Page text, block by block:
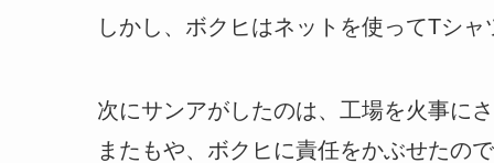
しかし、ボクヒはネットを使ってTシ
次にサンアがしたのは、工場を火事に
またもや、ボクヒに責任をかぶせたの